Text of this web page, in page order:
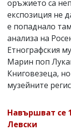
оръжието са
експозиция не
е попаднало
анализа на
Етнографския
Марин поп
Книговезеца,
музейните
Навършват се
Левски